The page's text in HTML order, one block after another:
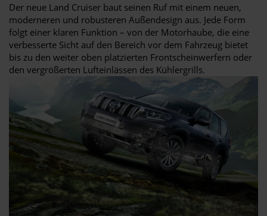
Der neue Land Cruiser baut seinen Ruf mit einem neuen,
moderneren und robusteren Außendesign aus. Jede Form
folgt einer klaren Funktion – von der Motorhaube, die eine
verbesserte Sicht auf den Bereich vor dem Fahrzeug bietet
bis zu den weiter oben platzierten Frontscheinwerfern oder
den vergrößerten Lufteinlässen des Kühlergrills.